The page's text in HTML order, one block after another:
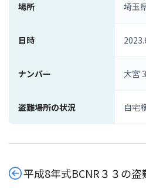
場所 埼玉
日時
ナンバー 大宮
盗難場所の状況 自宅
平成8年式BCNR３３の盗